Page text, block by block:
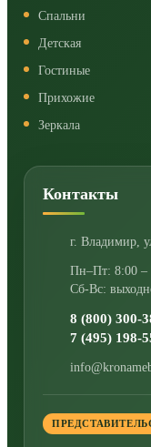
Спальни
Детская
Гостиные
Прихожие
Зеркала
Контакты
г. Владимир,
Пн–Пт: 8:00 –
Сб-Вс:
8 (800) 300-
7 (495) 198-